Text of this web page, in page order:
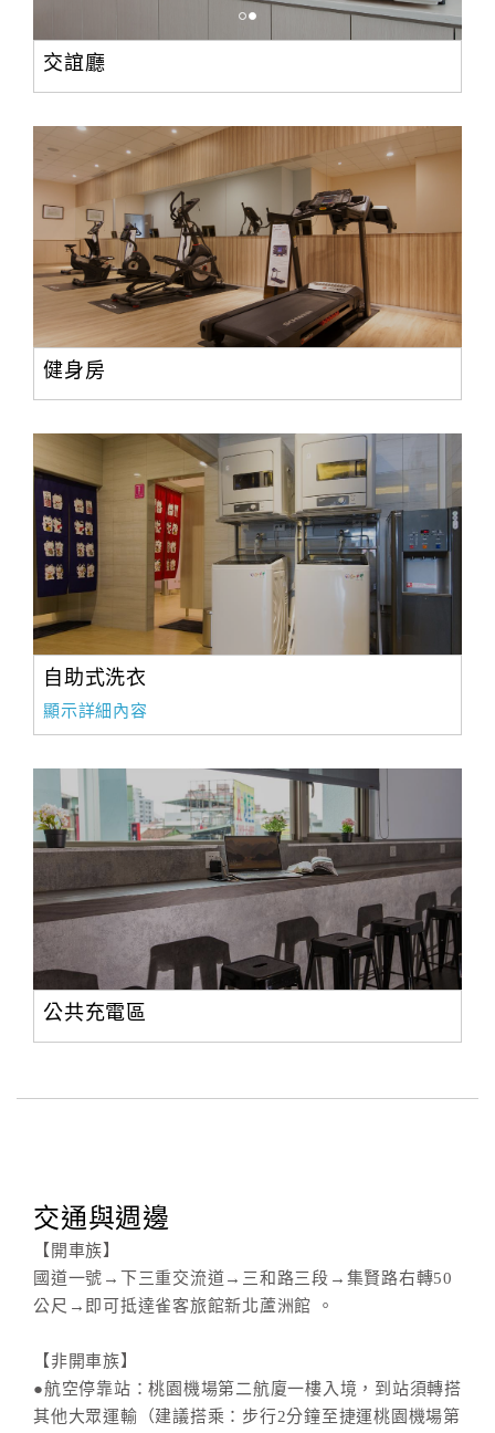
交誼廳
健身房
自助式洗衣
顯示詳細內容
公共充電區
交通與週邊
【開車族】
國道一號→下三重交流道→三和路三段→集賢路右轉50
公尺→即可抵達雀客旅館新北蘆洲館 。
【非開車族】
●航空停靠站：桃園機場第二航廈一樓入境，到站須轉搭
其他大眾運輸（建議搭乘：步行2分鐘至捷運桃園機場第